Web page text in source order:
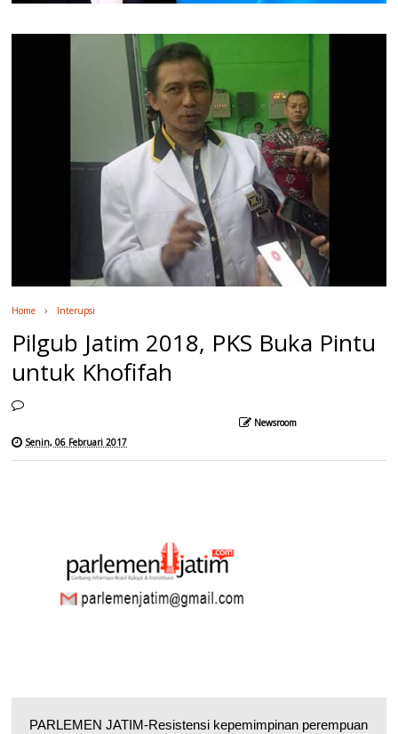
Home Interupsi
Pilgub Jatim 2018, PKS Buka Pintu
untuk Khofifah
Newsroom
Senin, 06 Februari 2017
PARLEMEN JATIM-Resistensi kepemimpinan perempuan